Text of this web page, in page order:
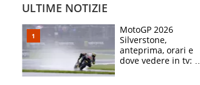
ULTIME NOTIZIE
MotoGP 2026
Silverstone,
anteprima, orari e
dove vedere in tv: il